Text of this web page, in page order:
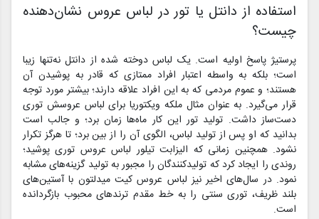
استفاده از دانتل یا تور در لباس عروس نشان‌دهنده
چیست؟
پرستیژ پاسخ اولیه است. یک لباس دوخته شده از دانتل نه‌تنها زیبا
است؛ بلکه به واسطه اعتبار افراد ممتازی که قادر به پوشیدن آن
هستند؛ و عموم مردمی که به این افراد علاقه دارند؛ بیشتر مورد توجه
قرار می‌گیرد. به عنوان مثال ملکه ویکتوریا برای لباس عروسش توری
دست‌ساز داشت. تولید تور این کار ماه‌ها زمان برد؛ و جالب است
بدانید که او پس از تولید لباس، الگوی آن را از بین برد؛ تا هرگز تکرار
نشود. همچنین زمانی که الیزابت تیلور لباس عروس توری پوشید؛
روندی را ایجاد کرد که تولیدکنندگان را مجبور به تولید گزینه‌های مشابه
نمود. در سال‌های اخیر نیز لباس عروس کیت میدلتون با آستین‌های
بلند ظریف، توری سنتی را به خط مقدم ترندهای محبوب بازگردانده
است.